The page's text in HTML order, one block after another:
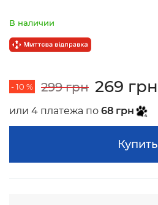
В наличии
- 10 % 299 грн 269 грн
или 4 платежа по 68 грн
Купить